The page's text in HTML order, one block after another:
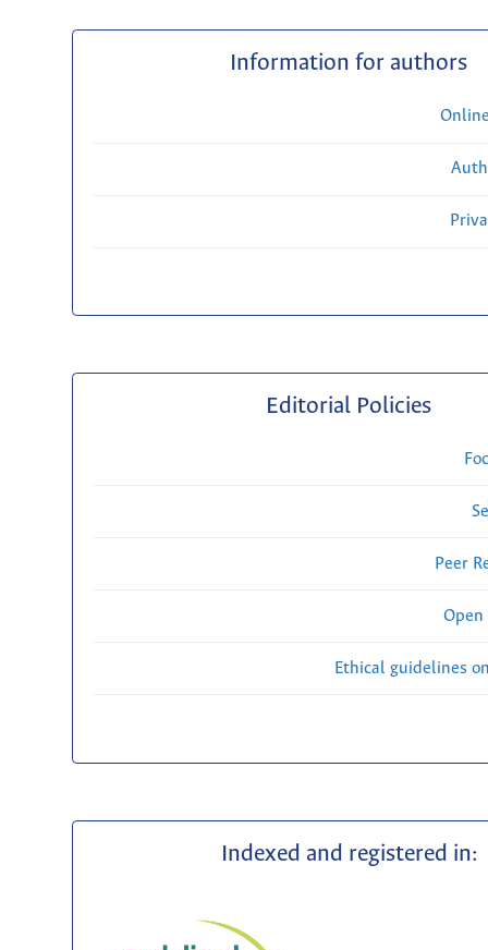
Information for authors
Editorial Policies
Peer
Open
Ethical guidelines
Indexed and registered in: